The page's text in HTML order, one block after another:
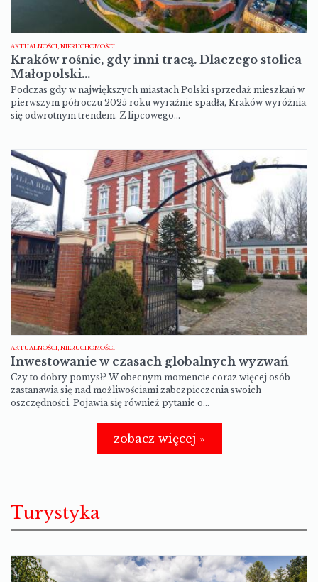
AKTUALNOŚCI, NIERUCHOMOŚCI
Kraków rośnie, gdy inni tracą. Dlaczego stolica
Małopolski…
Podczas gdy w największych miastach Polski sprzedaż mieszkań w
pierwszym półroczu 2025 roku wyraźnie spadła, Kraków wyróżnia
się odwrotnym trendem. Z lipcowego…
AKTUALNOŚCI, NIERUCHOMOŚCI
Inwestowanie w czasach globalnych wyzwań
Czy to dobry pomysł? W obecnym momencie coraz więcej osób
zastanawia się nad możliwościami zabezpieczenia swoich
oszczędności. Pojawia się również pytanie o…
zobacz więcej »
Turystyka